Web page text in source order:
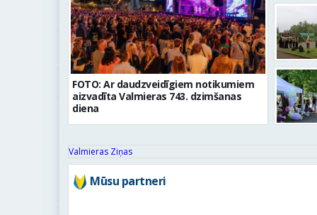
FOTO: Ar daudzveidīgiem notikumiem
aizvadīta Valmieras 743. dzimšanas
diena
Valmieras Ziņas
Mūsu partneri